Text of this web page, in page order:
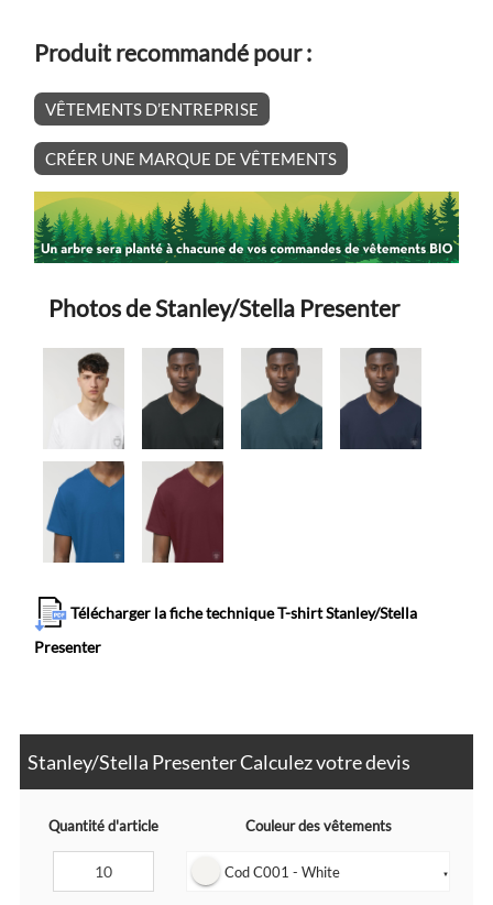
Produit recommandé pour :
VÊTEMENTS D’ENTREPRISE
CRÉER UNE MARQUE DE VÊTEMENTS
Photos de Stanley/Stella Presenter
Télécharger la fiche technique T-shirt Stanley/Stella
Presenter
Stanley/Stella Presenter Calculez votre devis
Quantité d'article Couleur des vêtements
Cod C001 - White ▼